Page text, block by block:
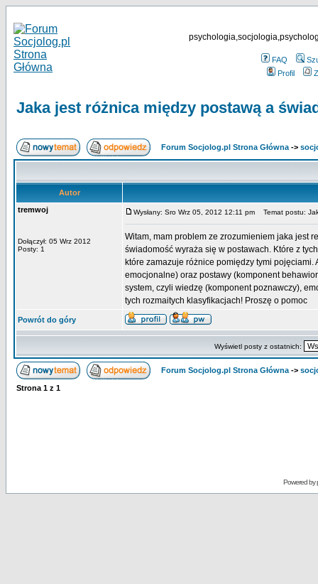
FAQ
Profil
Jaka jest różnica między postawą a
Forum Socjolog.pl Strona Główna ->
Autor
tremwoj
Dołączył: 05 Wrz 2012
Posty: 1
Wysłany: Sro Wrz 05, 2012 12:11 pm Temat postu:
Witam, mam problem ze zrozumieniem jaka jest
świadomość wyraża się w postawach. Które z
które zamazuje różnice pomiędzy tymi
emocjonalne) oraz postawy (komponent
system, czyli wiedzę (komponent poznawczy),
tych rozmaitych klasyfikacjach! Proszę o pomoc
Powrót do góry
Wyświetl posty z ostatnich:
Forum Socjolog.pl Strona Główna ->
Strona 1 z 1
Powered by